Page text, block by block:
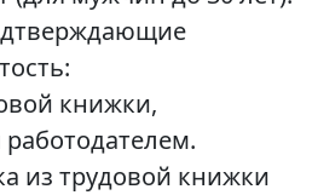
книжки,
из трудовой книжки